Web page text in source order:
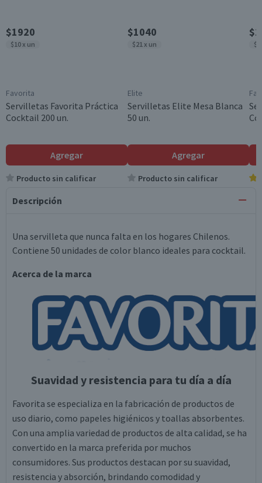
$1920
$10 x un
Favorita
Servilletas Favorita Práctica
Cocktail 200 un.
Agregar
Producto sin calificar
$1040
$21 x un
Elite
Servilletas Elite Mesa Blanca
50 un.
Agregar
Producto sin calificar
Descripción
Una servilleta que nunca falta en los hogares Chilenos.
Contiene 50 unidades de color blanco ideales para cocktail.
Acerca de la marca
Suavidad y resistencia para tu día a día
Favorita se especializa en la fabricación de productos de
uso diario, como papeles higiénicos y toallas absorbentes.
Con una amplia variedad de productos de alta calidad, se ha
convertido en la marca preferida por muchos
consumidores. Sus productos destacan por su suavidad,
resistencia y absorción, brindando comodidad y